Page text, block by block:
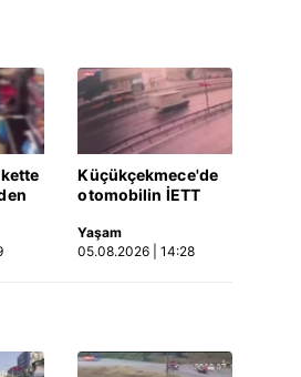
Küçükçekmece'de
otomobilin İETT
kaza kamerada |
Video
Yaşam
05.08.2026 | 14:28